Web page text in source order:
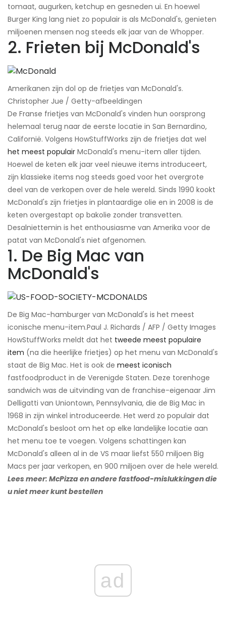
tomaat, augurken, ketchup en gesneden ui. En hoewel
Burger King lang niet zo populair is als McDonald's, genieten
miljoenen mensen nog steeds elk jaar van de Whopper.
2. Frieten bij McDonald's
Amerikanen zijn dol op de frietjes van McDonald's.​
Christopher Jue / Getty-afbeeldingen
De Franse frietjes van McDonald's vinden hun oorsprong
helemaal terug naar de eerste locatie in San Bernardino,
Californië. Volgens HowStuffWorks zijn de frietjes dat wel
het meest populair McDonald's menu-item aller tijden.
Hoewel de keten elk jaar veel nieuwe items introduceert,
zijn klassieke items nog steeds goed voor het overgrote
deel van de verkopen over de hele wereld. Sinds 1990 kookt
McDonald's zijn frietjes in plantaardige olie en in 2008 is de
keten overgestapt op bakolie zonder transvetten.
Desalniettemin is het enthousiasme van Amerika voor de
patat van McDonald's niet afgenomen.
1. De Big Mac van
McDonald's
De Big Mac-hamburger van McDonald's is het meest
iconische menu-item.​Paul J. Richards / AFP / Getty Images
HowStuffWorks meldt dat het tweede meest populaire
item (na die heerlijke frietjes) op het menu van McDonald's
staat de Big Mac. Het is ook de meest iconisch
fastfoodproduct in de Verenigde Staten. Deze torenhoge
sandwich was de uitvinding van de franchise-eigenaar Jim
Delligatti van Uniontown, Pennsylvania, die de Big Mac in
1968 in zijn winkel introduceerde. Het werd zo populair dat
McDonald's besloot om het op elke landelijke locatie aan
het menu toe te voegen. Volgens schattingen kan
McDonald's alleen al in de VS maar liefst 550 miljoen Big
Macs per jaar verkopen, en 900 miljoen over de hele wereld.
Lees meer: ​​McPizza en andere fastfood-mislukkingen die
u niet meer kunt bestellen
ad